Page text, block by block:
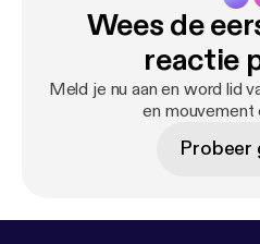
Wees de
reactie
Meld je nu aan en word lid
en mouvement
Probeer